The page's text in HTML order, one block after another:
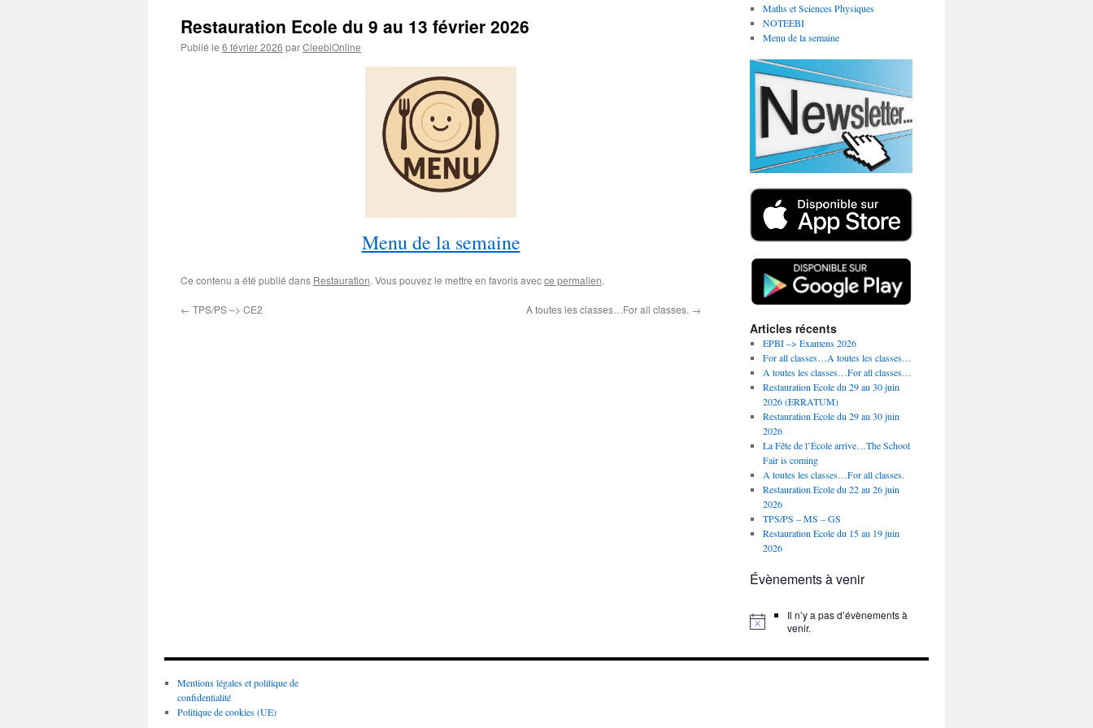
Restauration Ecole du 9 au 13 février 2026
Publié le 6 février 2026 parCleebiOnline
Menu de la semaine
Ce contenu a été publié dans Restauration. Vous pouvez le mettre en favoris avecce permalien.
← TPS/PS –> CE2 A toutes les classes…For all classes. →
Maths et Sciences Physiques
NOTEEBI
Menu de la semaine
Articles récents
EPBI –> Examens 2026
For all classes…A toutes les classes…
A toutes les classes…For all classes…
Restauration Ecole du 29 au 30 juin
2026 (ERRATUM)
Restauration Ecole du 29 au 30 juin
2026
La Fête de l’École arrive…The School
Fair is coming
A toutes les classes…For all classes.
Restauration Ecole du 22 au 26 juin
2026
TPS/PS – MS – GS
Restauration Ecole du 15 au 19 juin
2026
Évènements à venir
Il n’y a pas d’évènements à
venir.
Mentions légales et politique de
confidentialité
Politique de cookies (UE)